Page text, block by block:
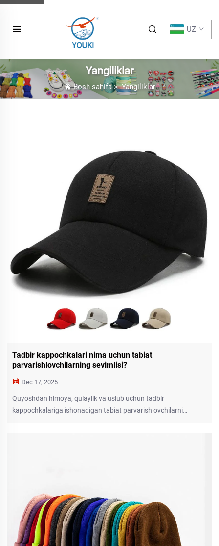
UZ
Yangiliklar
Bosh sahifa>Yangiliklar
Tadbir kappochkalari nima uchun tabiat
parvarishlovchilarning sevimlisi?
Dec 17, 2025
Quyoshdan himoya, qulaylik va uslub uchun tadbir
kappochkalariga ishonadigan tabiat parvarishlovchilarni